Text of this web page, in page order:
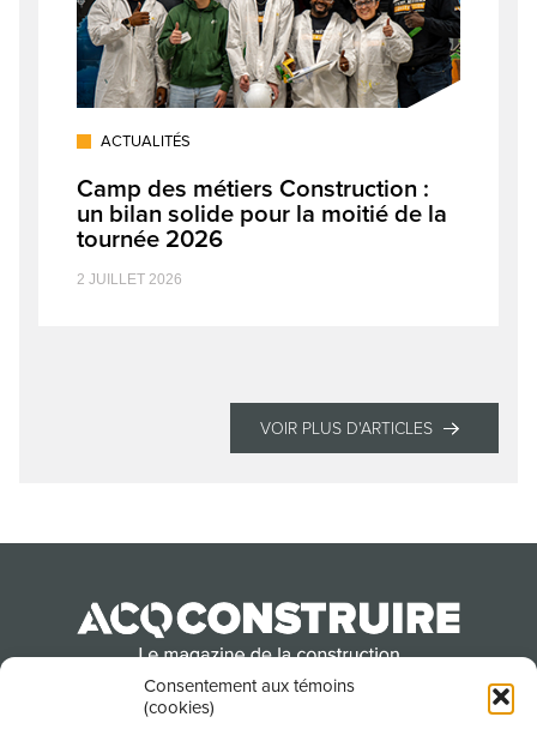
Consentement aux témoins
(cookies)
ACTUALITÉS
Camp des métiers Construction :
un bilan solide pour la moitié de la
tournée 2026
2 JUILLET 2026
VOIR PLUS D'ARTICLES